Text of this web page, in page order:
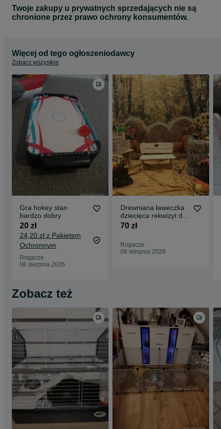
Twoje zakupy u prywatnych sprzedających nie są
chronione przez prawo ochrony konsumentów.
Więcej od tego ogłoszeniodawcy
Zobacz wszystkie
Gra hokey stan
bardzo dobry
20 zł
24,20 zł z Pakietem
Ochronnym
Rogacze
06 sierpnia 2026
Drewniana ławeczka
dziecięca rekwizyt do
sesji zdjęciowej
70 zł
Rogacze
06 sierpnia 2026
Zobacz też